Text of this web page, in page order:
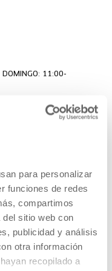
para personalizar
funciones de redes
compartimos
del sitio web con
publicidad y análisis
otra información
recopilado a
11:00-
11:00-20:00